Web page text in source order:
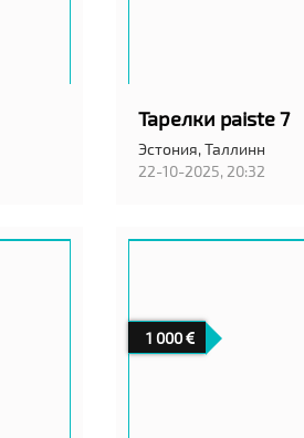
Тарелки paiste 7
Эстония,Таллинн
22-10-2025, 20:32
1 000